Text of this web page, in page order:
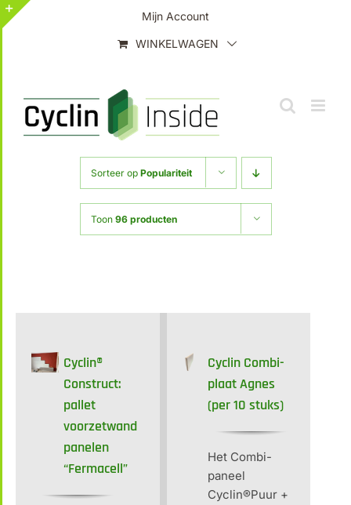
Ga
naar
Mijn Account
WINKELWAGEN
Sorteer op Populariteit
Toon 96 producten
Cyclin®
Construct:
pallet
voorzetwand
panelen
“Fermacell”
Cyclin Combi-
plaat Agnes
(per 10 stuks)
Het Combi-
paneel
Cyclin®Puur +